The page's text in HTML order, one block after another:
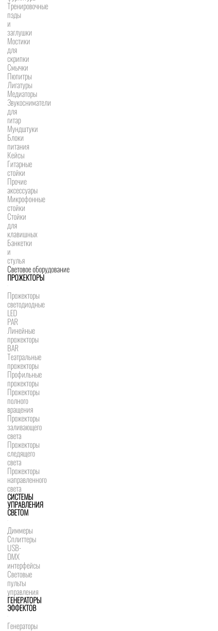
Тренировочные
пэды
и
заглушки
Мостики
для
скрипки
Смычки
Пюпитры
Лигатуры
Медиаторы
Звукосниматели
для
гитар
Мундштуки
Блоки
питания
Кейсы
Гитарные
стойки
Прочие
аксессуары
Микрофонные
стойки
Стойки
для
клавишных
Банкетки
и
стулья
Световое оборудование
ПРОЖЕКТОРЫ
Прожекторы
светодиодные
LED
PAR
Линейные
прожекторы
BAR
Театральные
прожекторы
Профильные
прожекторы
Прожекторы
полного
вращения
Прожекторы
заливающего
света
Прожекторы
следящего
света
Прожекторы
направленного
света
СИСТЕМЫ
УПРАВЛЕНИЯ
СВЕТОМ
Диммеры
Сплиттеры
USB-
DMX
интерфейсы
Световые
пульты
управления
ГЕНЕРАТОРЫ
ЭФФЕКТОВ
Генераторы